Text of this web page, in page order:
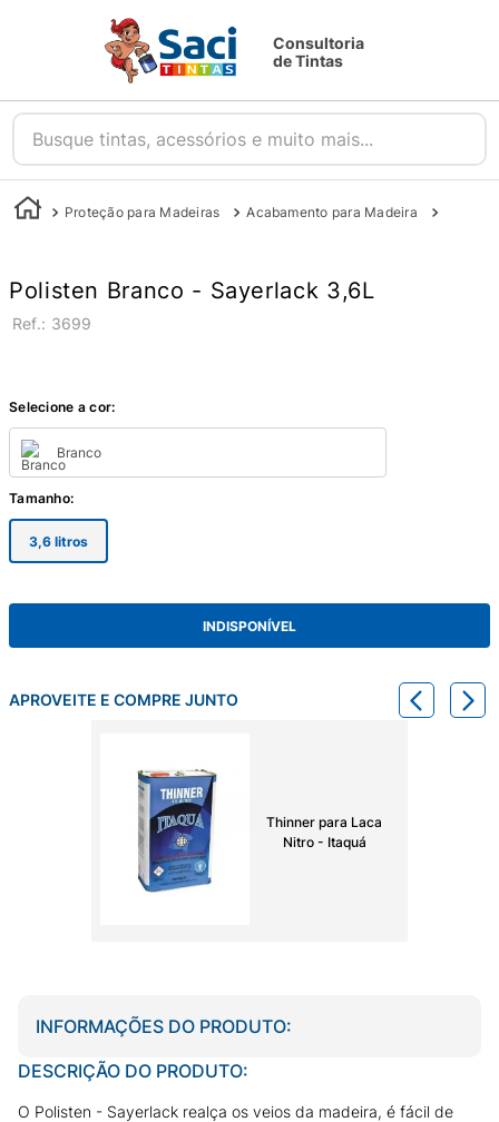
Consultoria
de Tintas
Busque tintas, acessórios e muito mais...
Proteção para Madeiras Acabamento para Madeira
Polisten Branco - Sayerlack 3,6L
: 3699
Selecione a cor:
Branco
Tamanho:
3,6 litros
INDISPONÍVEL
APROVEITE E COMPRE JUNTO
Thinner para Laca
Nitro - Itaquá
INFORMAÇÕES DO PRODUTO:
DESCRIÇÃO DO PRODUTO:
O Polisten - Sayerlack realça os veios da madeira, é fácil de